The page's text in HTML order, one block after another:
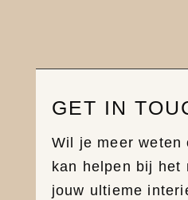
GET IN
Wil je meer weten
kan helpen bij het
jouw ultieme